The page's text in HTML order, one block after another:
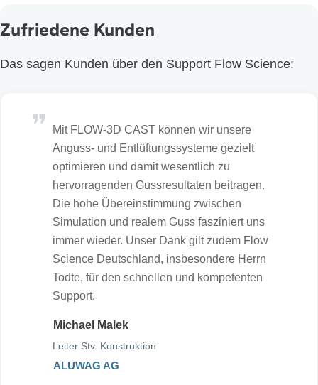
Zufriedene Kunden
Das sagen Kunden über den Support Flow Science:
Mit FLOW-3D CAST können wir unsere
Anguss- und Entlüftungssysteme gezielt
optimieren und damit wesentlich zu
hervorragenden Gussresultaten beitragen.
Die hohe Übereinstimmung zwischen
Simulation und realem Guss fasziniert uns
immer wieder. Unser Dank gilt zudem Flow
Science Deutschland, insbesondere Herrn
Todte, für den schnellen und kompetenten
Support.
Michael Malek
Leiter Stv. Konstruktion
ALUWAG AG